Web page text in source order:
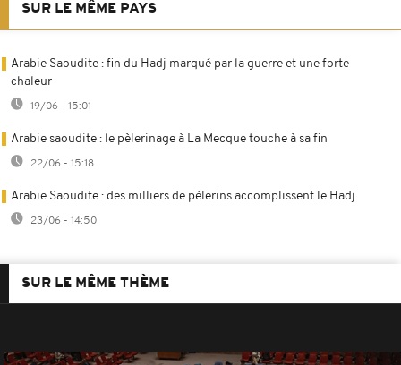
SUR LE MÊME PAYS
Arabie Saoudite : fin du Hadj marqué par la guerre et une forte
chaleur
19/06 - 15:01
Arabie saoudite : le pèlerinage à La Mecque touche à sa fin
22/06 - 15:18
Arabie Saoudite : des milliers de pèlerins accomplissent le Hadj
23/06 - 14:50
SUR LE MÊME THÈME